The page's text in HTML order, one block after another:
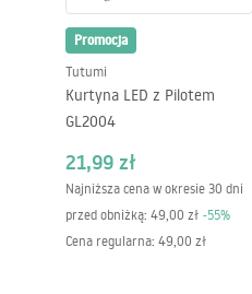
Liczba punktów światła
Zastosowany gwint
Barwa światła
Temperatura barwy
Klasa energetyczna
Klasa szczelności
Pomieszczenie
Promocja
Tutumi
Kurtyna LED z Pilotem
GL2004
21,99 zł
Najniższa cena w okresie 30 dni
przed obniżką: 49,00 zł -55%
Cena regularna: 49,00 zł